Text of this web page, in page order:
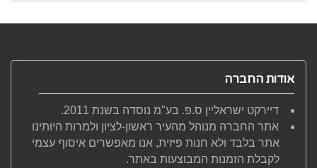
אודות החברה
דיירקט ישראליין ס.פ. בע"מ נוסדה בשנת 2011.
אתר החברה מנוהל מהעיר ראשון-לציון ולמרות היותינו
אתר בלבד ולא חנות פיזית, אנו מאפשרים איסוף עצמי
לקבלת הזמנות המבוצעות באתר.